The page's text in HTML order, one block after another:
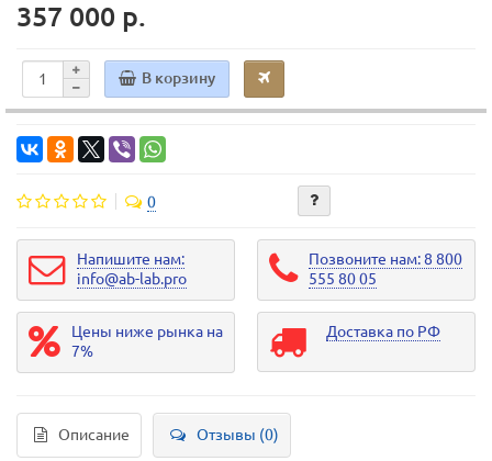
357 000 р.
В корзину
0
Напишите нам:
info@ab-lab.pro
Позвоните нам: 8 800
555 80 05
Цены ниже рынка на
7%
Доставка по РФ
Описание Отзывы (0)